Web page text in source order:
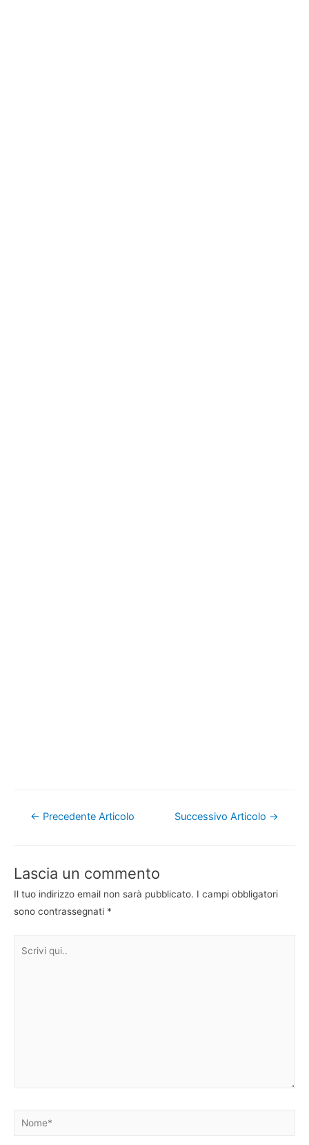
Navigazione
← Precedente Articolo Successivo Articolo →
Lascia un commento
Il tuo indirizzo email non sarà pubblicato. I campi obbligatori
sono contrassegnati *
Nome*